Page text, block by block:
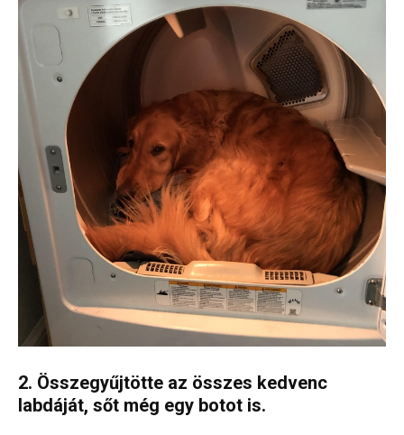
2. Összegyűjtötte az összes kedvenc
labdáját, sőt még egy botot is.